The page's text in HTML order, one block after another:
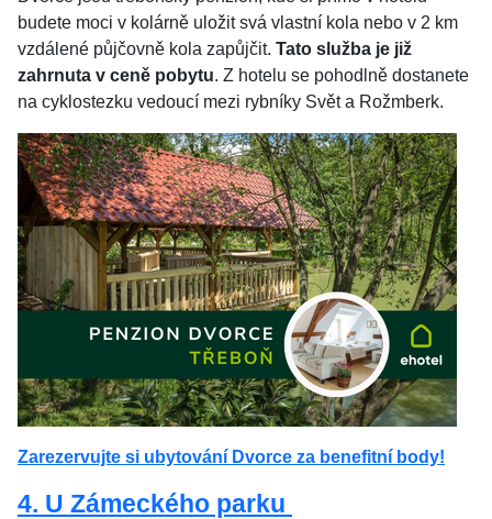
budete moci v kolárně uložit svá vlastní kola nebo v 2 km
vzdálené půjčovně kola zapůjčit. Tato služba je již
zahrnuta v ceně pobytu. Z hotelu se pohodlně dostanete
na cyklostezku vedoucí mezi rybníky Svět a Rožmberk.
Zarezervujte si ubytování Dvorce za benefitní body!
4. U Zámeckého parku